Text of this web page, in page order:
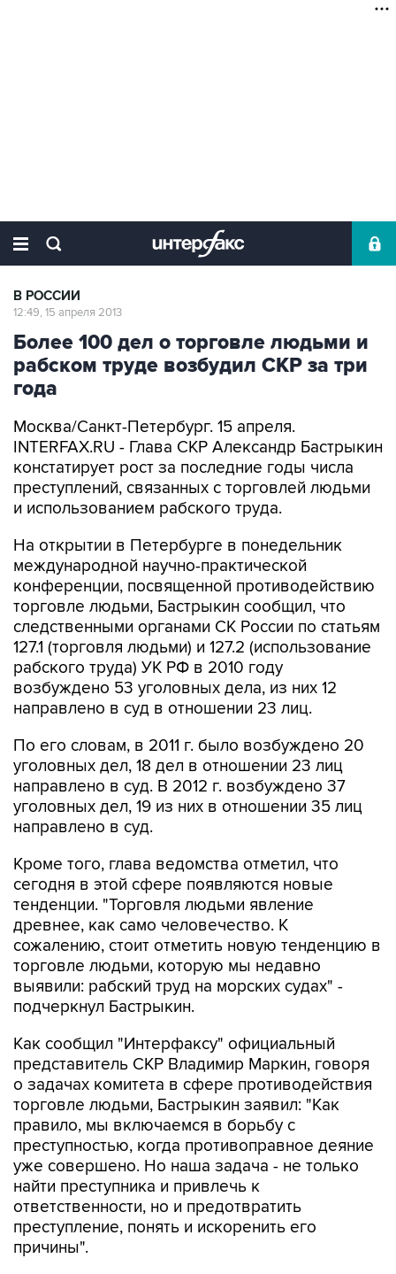
В РОССИИ
12:49, 15 апреля 2013
Более 100 дел о торговле людьми и
рабском труде возбудил СКР за три
года
Москва/Санкт-Петербург. 15 апреля.
INTERFAX.RU - Глава СКР Александр Бастрыкин
констатирует рост за последние годы числа
преступлений, связанных с торговлей людьми
и использованием рабского труда.
На открытии в Петербурге в понедельник
международной научно-практической
конференции, посвященной противодействию
торговле людьми, Бастрыкин сообщил, что
следственными органами СК России по статьям
127.1 (торговля людьми) и 127.2 (использование
рабского труда) УК РФ в 2010 году
возбуждено 53 уголовных дела, из них 12
направлено в суд в отношении 23 лиц.
По его словам, в 2011 г. было возбуждено 20
уголовных дел, 18 дел в отношении 23 лиц
направлено в суд. В 2012 г. возбуждено 37
уголовных дел, 19 из них в отношении 35 лиц
направлено в суд.
Кроме того, глава ведомства отметил, что
сегодня в этой сфере появляются новые
тенденции. "Торговля людьми явление
древнее, как само человечество. К
сожалению, стоит отметить новую тенденцию в
торговле людьми, которую мы недавно
выявили: рабский труд на морских судах" -
подчеркнул Бастрыкин.
Как сообщил "Интерфаксу" официальный
представитель СКР Владимир Маркин, говоря
о задачах комитета в сфере противодействия
торговле людьми, Бастрыкин заявил: "Как
правило, мы включаемся в борьбу с
преступностью, когда противоправное деяние
уже совершено. Но наша задача - не только
найти преступника и привлечь к
ответственности, но и предотвратить
преступление, понять и искоренить его
причины".